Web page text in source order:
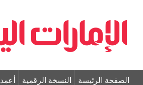
الصفحة الرئيسة النسخة الرقمية